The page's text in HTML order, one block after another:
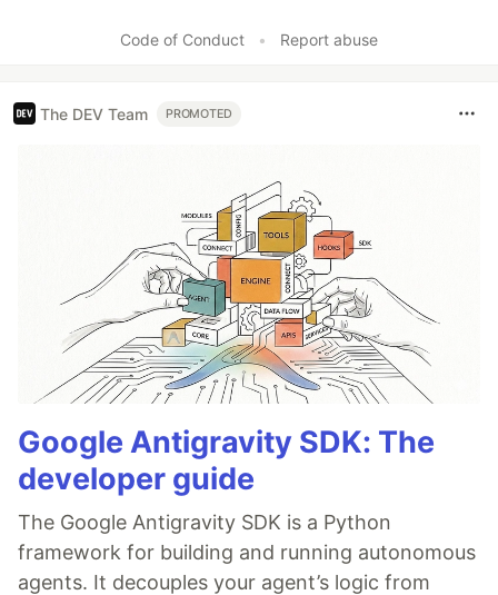
Code of Conduct • Report abuse
The DEV Team PROMOTED
Google Antigravity SDK: The
developer guide
The Google Antigravity SDK is a Python
framework for building and running autonomous
agents. It decouples your agent’s logic from